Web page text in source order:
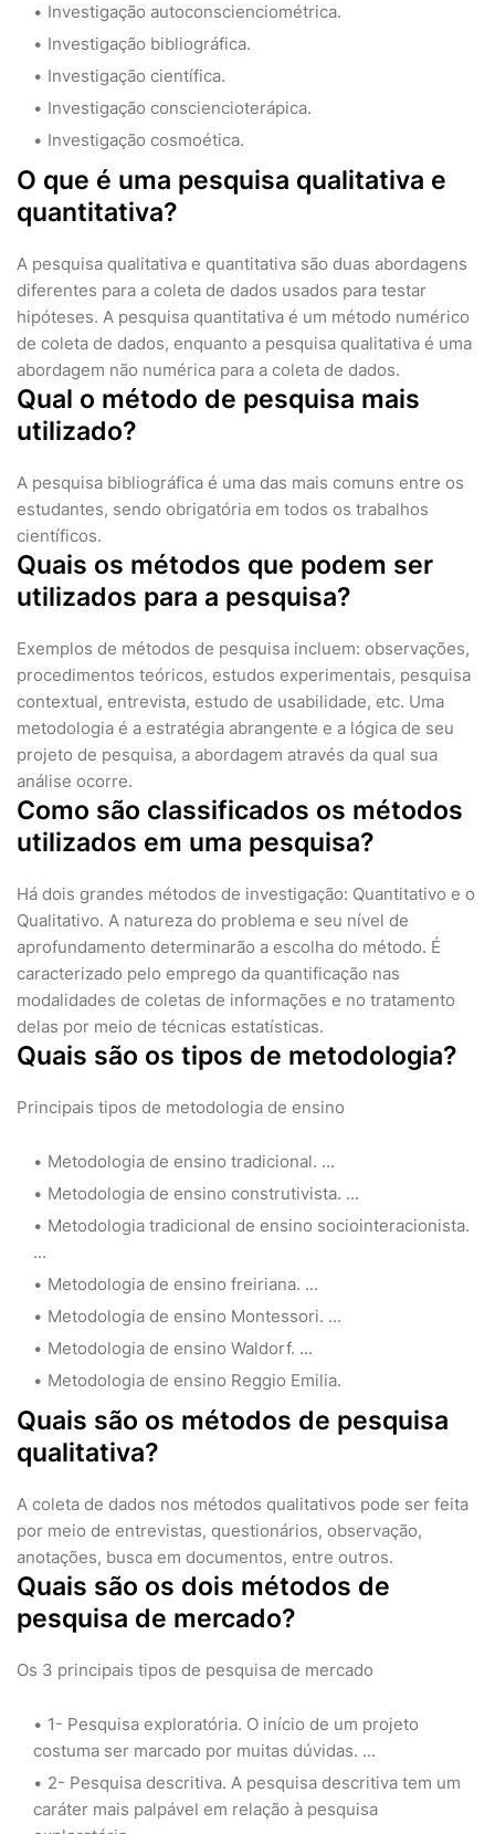
Investigação autoconscienciométrica.
Investigação bibliográfica.
Investigação científica.
Investigação consciencioterápica.
Investigação cosmoética.
O que é uma pesquisa qualitativa e
quantitativa?
A pesquisa qualitativa e quantitativa são duas abordagens
diferentes para a coleta de dados usados para testar
hipóteses. A pesquisa quantitativa é um método numérico
de coleta de dados, enquanto a pesquisa qualitativa é uma
abordagem não numérica para a coleta de dados.
Qual o método de pesquisa mais
utilizado?
A pesquisa bibliográfica é uma das mais comuns entre os
estudantes, sendo obrigatória em todos os trabalhos
científicos.
Quais os métodos que podem ser
utilizados para a pesquisa?
Exemplos de métodos de pesquisa incluem: observações,
procedimentos teóricos, estudos experimentais, pesquisa
contextual, entrevista, estudo de usabilidade, etc. Uma
metodologia é a estratégia abrangente e a lógica de seu
projeto de pesquisa, a abordagem através da qual sua
análise ocorre.
Como são classificados os métodos
utilizados em uma pesquisa?
Há dois grandes métodos de investigação: Quantitativo e o
Qualitativo. A natureza do problema e seu nível de
aprofundamento determinarão a escolha do método. É
caracterizado pelo emprego da quantificação nas
modalidades de coletas de informações e no tratamento
delas por meio de técnicas estatísticas.
Quais são os tipos de metodologia?
Principais tipos de metodologia de ensino
Metodologia de ensino tradicional. ...
Metodologia de ensino construtivista. ...
Metodologia tradicional de ensino sociointeracionista.
...
Metodologia de ensino freiriana. ...
Metodologia de ensino Montessori. ...
Metodologia de ensino Waldorf. ...
Metodologia de ensino Reggio Emilia.
Quais são os métodos de pesquisa
qualitativa?
A coleta de dados nos métodos qualitativos pode ser feita
por meio de entrevistas, questionários, observação,
anotações, busca em documentos, entre outros.
Quais são os dois métodos de
pesquisa de mercado?
Os 3 principais tipos de pesquisa de mercado
1- Pesquisa exploratória. O início de um projeto
costuma ser marcado por muitas dúvidas. ...
2- Pesquisa descritiva. A pesquisa descritiva tem um
caráter mais palpável em relação à pesquisa